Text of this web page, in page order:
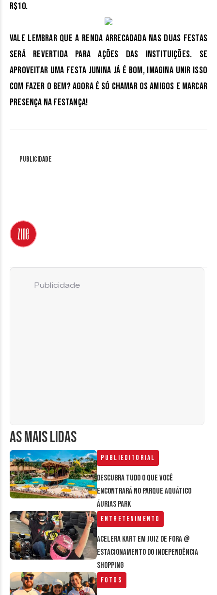
R$10.
Vale lembrar que a renda arrecadada nas duas festas
será revertida para ações das instituições. Se
aproveitar uma festa junina já é bom, imagina unir isso
com fazer o bem?Agora é só chamar os amigos e marcar
presença na festança!
Publicidade
AS MAIS LIDAS
Publieditorial
Descubra tudo o que você
encontrará no parque aquático
Áurias Park
Entretenimento
Acelera Kart em Juiz de Fora @
estacionamento do Independência
Shopping
Fotos
Publicidade